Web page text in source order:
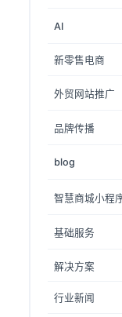
AI
新零售电商
外贸网站推广
品牌传播
blog
智慧商城小程
基础服务
解决方案
行业新闻